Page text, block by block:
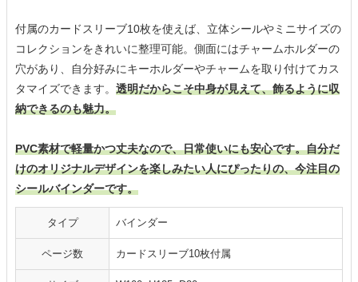
付属のカードスリーブ10枚を使えば、立体シールやミニサイズの
コレクションをきれいに整理可能。側面にはチャームホルダーの
穴があり、自分好みにキーホルダーやチャームを取り付けてカス
タマイズできます。 透明だからこそ中身が見えて、飾るように収
納できるのも魅力。
PVC素材で軽量かつ丈夫なので、日常使いにも安心です。自分だ
けのオリジナルデザインを楽しみたい人にぴったりの、今注目の
シールバインダーです。
タイプ バインダー
ページ数 カードスリーブ10枚付属